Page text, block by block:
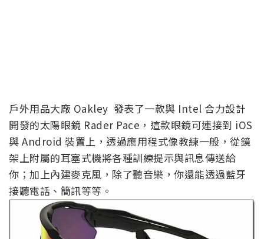
戶外用品大廠 Oakley 發表了一款與 Intel 合力設計
開發的太陽眼鏡 Rader Pace，這款眼鏡可連接到 iOS
與 Android 裝置上，透過應用程式像教練一般，從鏡
架上附屬的耳塞式機將各種訓練提示與訊息傳送給
你；加上內建麥克風，除了聽音樂，你還能透過藍牙
接聽電話、簡訊等等。